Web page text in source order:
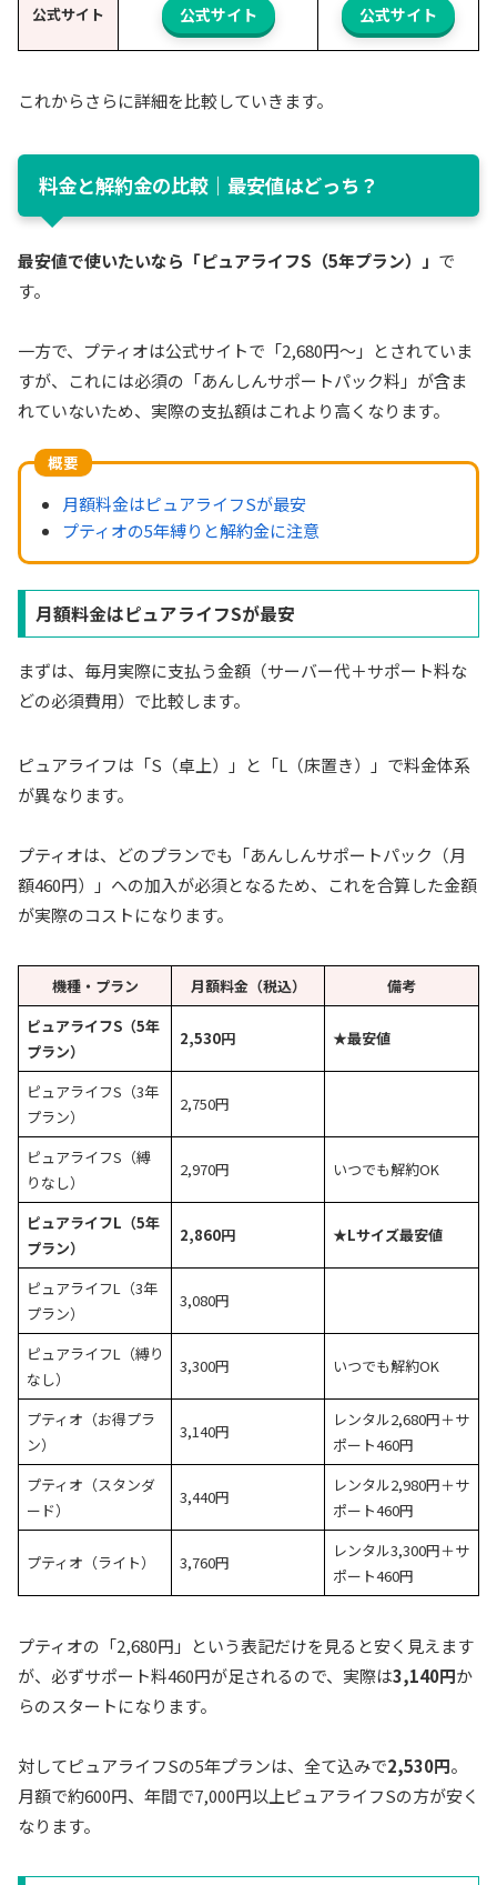
公式サイト 公式サイト 公式サイト
これからさらに詳細を比較していきます。
料金と解約金の比較｜最安値はどっち？
最安値で使いたいなら「ピュアライフS（5年プラン）」 で
す。
一方で、プティオは公式サイトで「2,680円〜」とされていま
すが、これには必須の「あんしんサポートパック料」が含ま
れていないため、実際の支払額はこれより高くなります。
概要
月額料金はピュアライフSが最安
プティオの5年縛りと解約金に注意
月額料金はピュアライフSが最安
まずは、毎月実際に支払う金額（サーバー代＋サポート料な
どの必須費用）で比較します。
ピュアライフは「S（卓上）」と「L（床置き）」で料金体系
が異なります。
プティオは、どのプランでも「あんしんサポートパック（月
額460円）」への加入が必須となるため、これを合算した金額
が実際のコストになります。
機種・プラン 月額料金（税込）
備考
ピュアライフS（5年
プラン）
2,530円 ★最安値
ピュアライフS（3年
プラン）
2,750円
ピュアライフS（縛
りなし）
2,970円 いつでも解約OK
ピュアライフL（5年
プラン）
2,860円 ★Lサイズ最安値
ピュアライフL（3年
プラン）
3,080円
ピュアライフL（縛り
なし）
3,300円 いつでも解約OK
プティオ（お得プラ
ン）
3,140円
レンタル2,680円＋サ
ポート460円
プティオ（スタンダ
ード）
3,440円
レンタル2,980円＋サ
ポート460円
プティオ（ライト） 3,760円
レンタル3,300円＋サ
ポート460円
プティオの「2,680円」という表記だけを見ると安く見えます
が、必ずサポート料460円が足されるので、実際は3,140円か
らのスタートになります。
対してピュアライフSの5年プランは、全て込みで2,530円。
月額で約600円、年間で7,000円以上ピュアライフSの方が安く
なります。